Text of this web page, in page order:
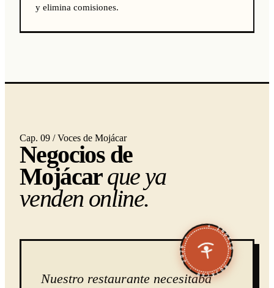
y elimina comisiones.
Cap. 09 / Voces de Mojácar
Negocios de
Mojácarque ya
venden online.
★ INDALO ★ MOJÁCAR · 2026 ★
Nuestro restaurante necesitaba